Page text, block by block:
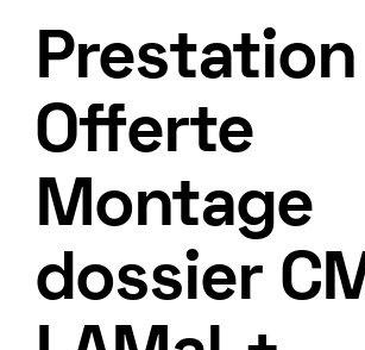
Prestation
Offerte
Montage
dossier